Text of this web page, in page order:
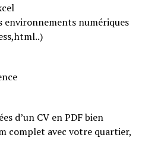
environnements numériques
d’un CV en PDF bien
complet avec votre quartier,